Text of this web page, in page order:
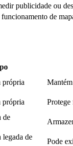
publicidade ou
de
própria
própria Protege
de
de
Pode